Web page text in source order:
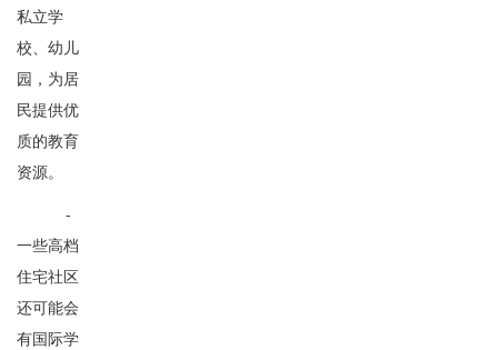
私立学
校、幼儿
园，为居
民提供优
质的教育
资源。
-
一些高档
住宅社区
还可能会
有国际学